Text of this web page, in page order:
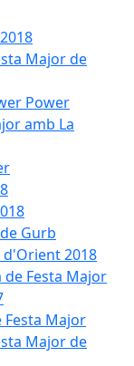
Major de
Power
amb La
Gurb
d'Orient 2018
de Festa Major
Festa Major
Major de